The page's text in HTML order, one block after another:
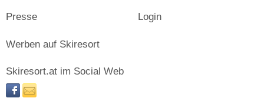
Presse Login
Werben auf Skiresort
Skiresort.at im Social Web
facebooknewsletter